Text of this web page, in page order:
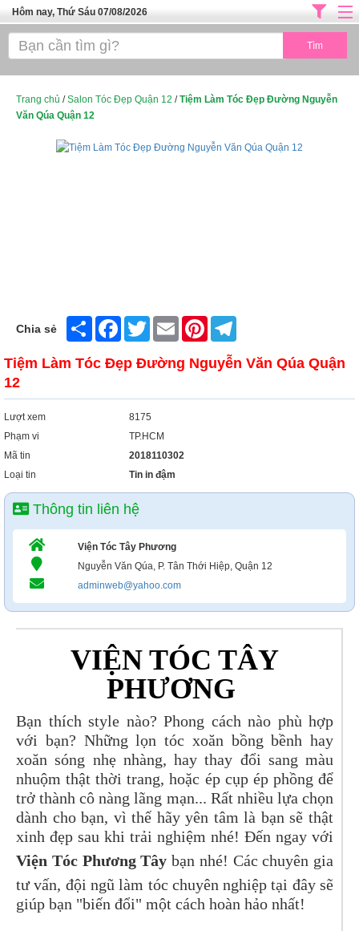
Hôm nay, Thứ Sáu 07/08/2026
Trang chủ
SPA TPHCM
Trang chủ /Salon Tóc Đẹp Quận 12 /Tiệm Làm Tóc Đẹp Đường Nguyễn
Văn Qúa Quận 12
Chia sẻ Share FacebookTwitter Email Pinterest
Tiệm Làm Tóc Đẹp Đường Nguyễn Văn Qúa Quận
12
Lượt xem
8175
Phạm vi
TP.HCM
Mã tin
2018110302
Loại tin
Tin in đậm
Thông tin liên hệ
Viện Tóc Tây Phương
Nguyễn Văn Qúa, P. Tân Thới Hiệp, Quận 12
adminweb@yahoo.com
VIỆN TÓC TÂY
PHƯƠNG
Bạn thích style nào? Phong cách nào phù hợp
với bạn? Những lọn tóc xoăn bồng bềnh hay
xoăn sóng nhẹ nhàng, hay thay đổi sang màu
nhuộm thật thời trang, hoặc ép cụp ép phồng để
trở thành cô nàng lãng mạn... Rất nhiều lựa chọn
dành cho bạn, vì thế hãy yên tâm là bạn sẽ thật
xinh đẹp sau khi trải nghiệm nhé! Đến ngay với
Viện Tóc Phương Tây bạn nhé! Các chuyên gia
tư vấn, đội ngũ làm tóc chuyên nghiệp tại đây sẽ
giúp bạn "biến đổi" một cách hoàn hảo nhất!